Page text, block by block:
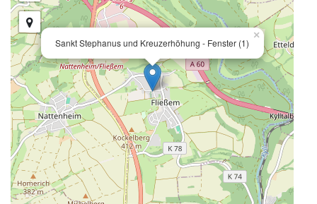
Sankt Stephanus und Kreuzerhöhung - Fenster (1)
×